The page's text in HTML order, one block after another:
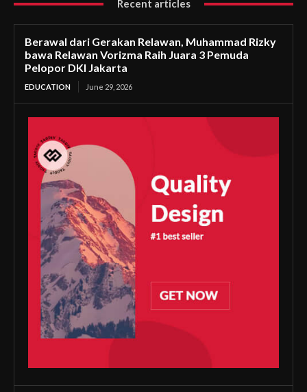
Recent articles
Berawal dari Gerakan Relawan, Muhammad Rizky
bawa Relawan Vorizma Raih Juara 3 Pemuda
Pelopor DKI Jakarta
EDUCATION June 29, 2026